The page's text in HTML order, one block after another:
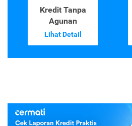
Kredit Tanpa
Agunan
Lihat Detail